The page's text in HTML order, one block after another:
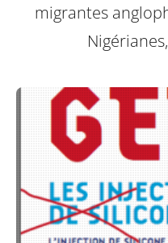
migrantes